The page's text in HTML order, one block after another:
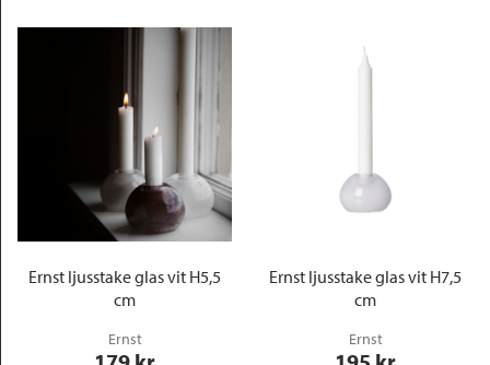
Ernst ljusstake glas vit H5,5
cm
Ernst
Ernst ljusstake glas vit H7,5
cm
Ernst